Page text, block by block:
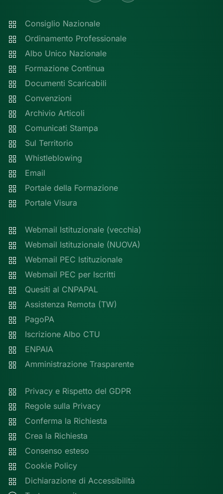
Consiglio Nazionale
Ordinamento Professionale
Albo Unico Nazionale
Formazione Continua
Documenti Scaricabili
Convenzioni
Archivio Articoli
Comunicati Stampa
Sul Territorio
Whistleblowing
Email
Portale della Formazione
Portale Visura
Webmail Istituzionale (vecchia)
Webmail Istituzionale (NUOVA)
Webmail PEC Istituzionale
Webmail PEC per Iscritti
Quesiti al CNPAPAL
Assistenza Remota (TW)
PagoPA
Iscrizione Albo CTU
ENPAIA
Amministrazione Trasparente
Privacy e Rispetto del GDPR
Regole sulla Privacy
Conferma la Richiesta
Crea la Richiesta
Consenso esteso
Cookie Policy
Dichiarazione di Accessibilità